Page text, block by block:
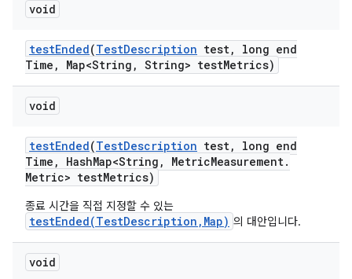
void
testEnded(TestDescription test,
long end
Time , Map<String , String> testMetrics)
void
testEnded(TestDescription test,
long end
Time , HashMap<String , MetricMeasurement.
Metric> testMetrics)
종료 시간을 직접 지정할 수 있는
testEnded(TestDescription,Map) 의 대안입니다.
void